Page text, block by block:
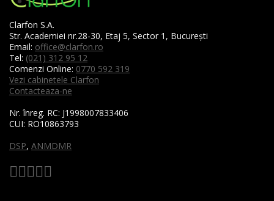
Clarfon S.A.
Str. Academiei nr.28-30, Etaj 5, Sector 1, București
Email: office@clarfon.ro
Tel: (021) 312 95 12
Comenzi Online: 0770 592 319
Vezi cabinetele Clarfon
Contacteaza-ne
Nr. înreg. RC: J1998007833406
CUI: RO10863793
DSP, ANMDMR